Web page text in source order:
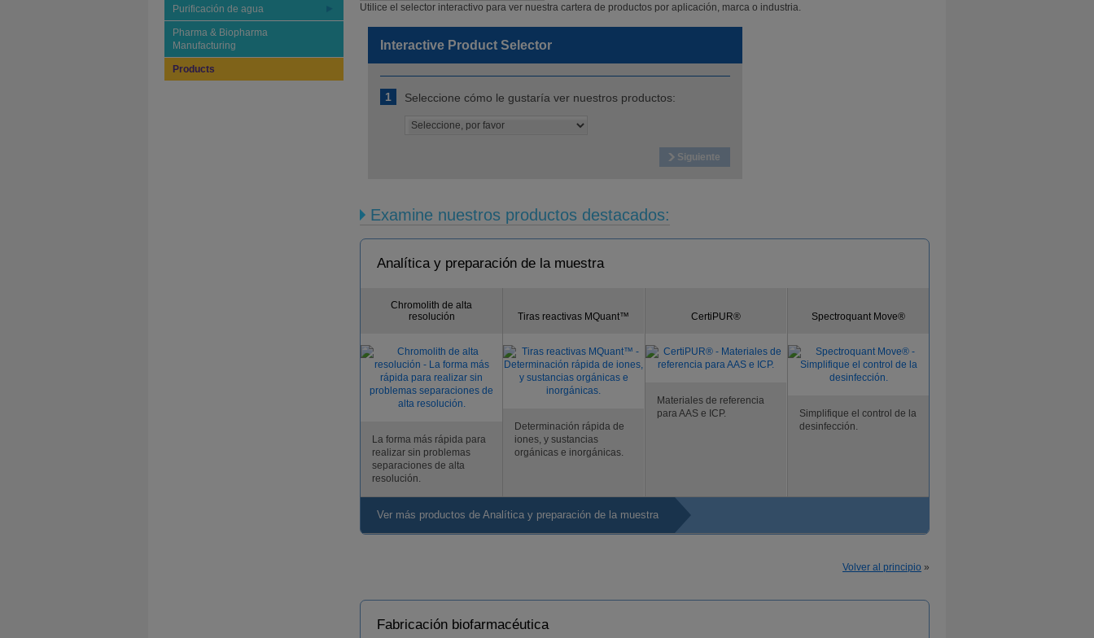
Purificación de agua
Pharma & Biopharma
Manufacturing
Products
Utilice el selector interactivo para ver nuestra cartera de productos por aplicación, marca o industria.
Interactive Product Selector
1 Seleccione cómo le gustaría ver nuestros productos:
Siguiente
Examine nuestros productos destacados:
Analítica y preparación de la muestra
Chromolith de alta
resolución
La forma más rápida para
realizar sin problemas
separaciones de alta
resolución.
Tiras reactivas MQuant™
Determinación rápida de
iones, y sustancias
orgánicas e inorgánicas.
CertiPUR®
Materiales de referencia
para AAS e ICP.
Spectroquant Move®
Simplifique el control de la
desinfección.
Ver más productos de Analítica y preparación de la muestra
Volver al principio »
Fabricación biofarmacéutica